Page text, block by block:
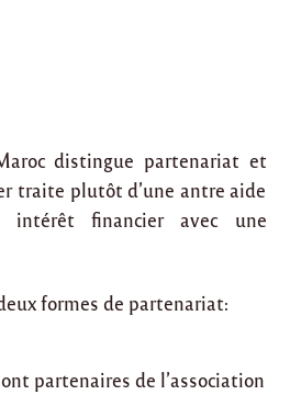
distingue partenariat et
traite plutôt d’une antre aide
intérêt financier avec une
formes de partenariat:
partenaires de l’association